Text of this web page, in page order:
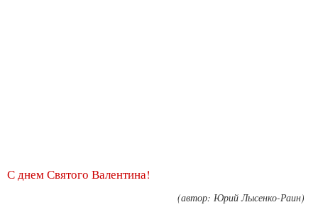
С днем Святого Валентина!
(автор: Юрий Лысенко-Раин)